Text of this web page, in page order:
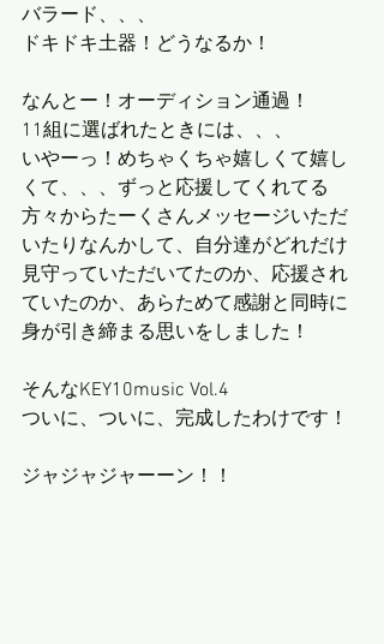
バラード、、、
ドキドキ土器！どうなるか！
なんとー！オーディション通過！
11組に選ばれたときには、、、
いやーっ！めちゃくちゃ嬉しくて嬉し
くて、、、ずっと応援してくれてる
方々からたーくさんメッセージいただ
いたりなんかして、自分達がどれだけ
見守っていただいてたのか、応援され
ていたのか、あらためて感謝と同時に
身が引き締まる思いをしました！
そんなKEY10music Vol.4
ついに、ついに、完成したわけです！
ジャジャジャーーン！！